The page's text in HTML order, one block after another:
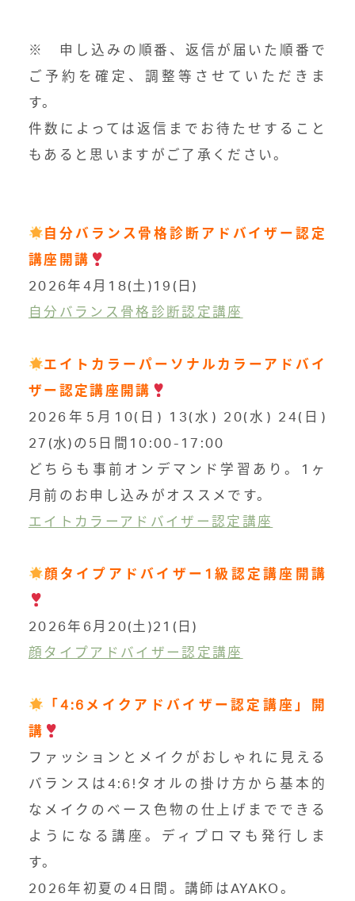
※ 申し込みの順番、返信が届いた順番で
ご予約を確定、調整等させていただきま
す。
件数によっては返信までお待たせすること
もあると思いますがご了承ください。
自分バランス骨格診断アドバイザー認定
講座開講
2026年4月18(土)19(日)
自分バランス骨格診断認定講座
エイトカラーパーソナルカラーアドバイ
ザー 認定講座開講
2026年5月10(日) 13(水) 20(水) 24(日)
27(水)の5日間10:00-17:00
どちらも事前オンデマンド学習あり。1ヶ
月前のお申し込みがオススメです。
エイトカラーアドバイザー認定講座
顔タイプアドバイザー 1 級認定講座開講
2026年6月20(土)21(日)
顔タイプアドバイザー認定講座
「4:6メイクアドバイザー認定講座」開
講
ファッションとメイクがおしゃれに見える
バランスは4:6!タオルの掛け方から基本的
なメイクのベース色物の仕上げまでできる
ようになる講座。ディプロマも発行しま
す。
2026年初夏の4日間。講師はAYAKO。